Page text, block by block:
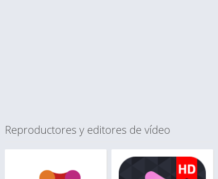
Reproductores y editores de vídeo